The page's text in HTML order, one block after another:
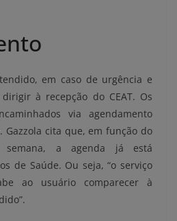
em caso de urgência e
à recepção do CEAT. Os
via agendamento
Gazzola cita que, em função do
semana, a agenda já está
de Saúde. Ou seja, “o serviço
ao usuário comparecer à